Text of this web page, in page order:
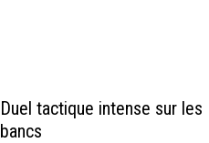
Duel tactique intense sur les
bancs